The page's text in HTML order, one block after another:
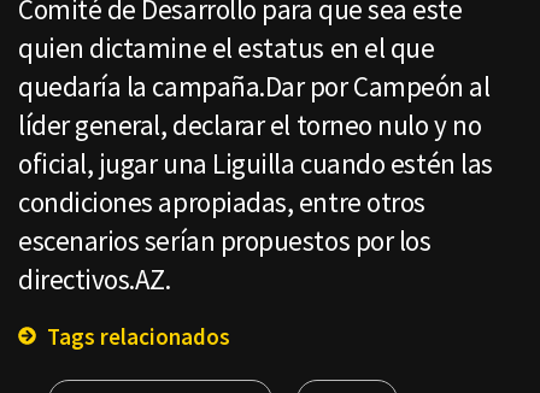
Comité de Desarrollo para que sea este
quien dictamine el estatus en el que
quedaría la campaña.Dar por Campeón al
líder general, declarar el torneo nulo y no
oficial, jugar una Liguilla cuando estén las
condiciones apropiadas, entre otros
escenarios serían propuestos por los
directivos.AZ.
Tags relacionados